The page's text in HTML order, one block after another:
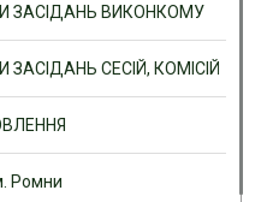
ЗАСІДАНЬ ВИКОНКОМУ
ЗАСІДАНЬ СЕСІЙ, КОМІСІЙ
Ромни